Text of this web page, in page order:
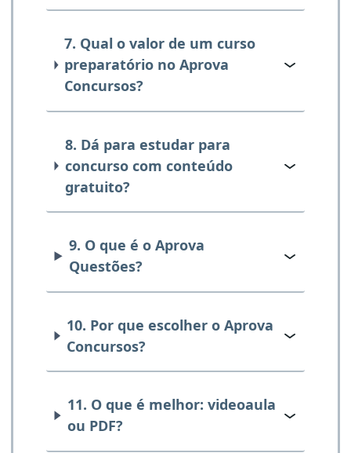
7. Qual o valor de um curso
preparatório no Aprova
Concursos?
8. Dá para estudar para
concurso com conteúdo
gratuito?
9. O que é o Aprova
Questões?
10. Por que escolher o Aprova
Concursos?
11. O que é melhor: videoaula
ou PDF?